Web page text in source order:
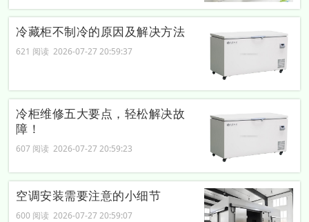
冷藏柜不制冷的原因及解决方法
621 阅读 2026-07-27 20:59:37
冷柜维修五大要点，轻松解决故
障！
607 阅读 2026-07-27 20:59:23
空调安装需要注意的小细节
600 阅读 2026-07-27 20:59:07